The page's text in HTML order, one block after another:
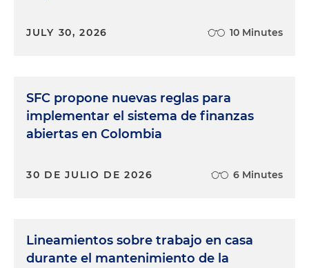
JULY 30, 2026 10 Minutes
SFC propone nuevas reglas para
implementar el sistema de finanzas
abiertas en Colombia
30 DE JULIO DE 2026 6 Minutes
Lineamientos sobre trabajo en casa
durante el mantenimiento de la